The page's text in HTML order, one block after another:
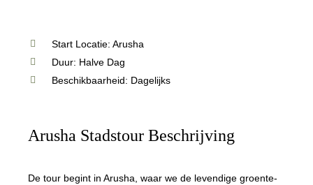
Start Locatie: Arusha
Duur: Halve Dag
Beschikbaarheid: Dagelijks
Arusha Stadstour Beschrijving
De tour begint in Arusha, waar we de levendige groente-